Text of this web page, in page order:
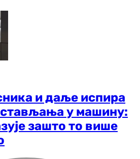
и даље испира
стављања у машину:
зашто то више